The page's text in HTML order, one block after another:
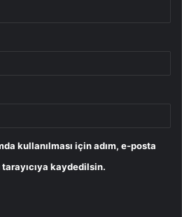
kullanılması için adım, e-posta
kaydedilsin.